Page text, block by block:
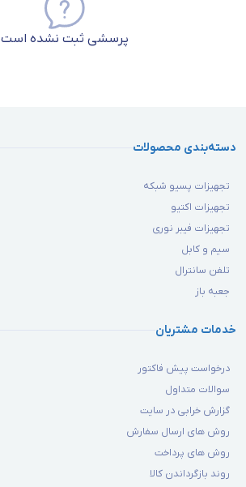
پرسشی ثبت نشده است
دسته‌بندی محصولات
تجهیزات پسیو شبکه
تجهیزات اکتیو
تجهیزات فیبر نوری
سیم و کابل
تلفن سانترال
جعبه باز
خدمات مشتریان
درخواست پیش فاکتور
سوالات متداول
گزارش خرابی در سایت
روش های ارسال سفارش
روش های پرداخت
روند بازگرداندن کالا